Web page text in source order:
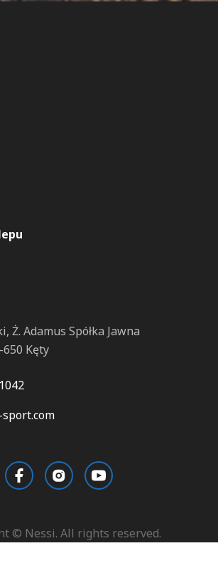
Ż. Adamus Spółka Jawna
650 Kęty
© Nessi. All rights reserved.